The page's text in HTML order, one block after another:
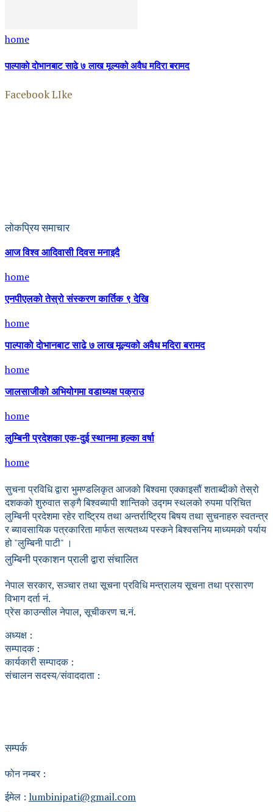
home
पाल्पाकाे दाेभानबाट साढे ७ लाख मूल्यको अवैध मदिरा बरामद
Facebook LIke
लोकप्रिय समाचार
आज विश्व आदिवासी दिवस मनाइदै
home
एनपीएलको तेस्रो संस्करण कार्तिक ९ देखि
home
पाल्पाकाे दाेभानबाट साढे ७ लाख मूल्यको अवैध मदिरा बरामद
home
जालसाजीको अभियोगमा वडाध्यक्ष पक्राउ
home
लुम्बिनी प्रदेशका एक-दुई स्थानमा हल्का वर्षा
home
सुचना प्रविधि द्वारा भुमण्डलिकृत आजको बिश्वमा एक्काइसौं शताब्दीको तेस्रो
दशकको शुरुवात सङ्गै बिश्वब्यापी शान्तिको उद्गम स्थलको रुपमा परिचित
लुम्बिनी प्रदेशमा रहेर राष्ट्रिय तथा अन्तर्राष्ट्रिय बिषय तथा सुचनाहरु स्वतन्त्र
र ब्यावसायिक पत्रकारिता मार्फत सत्यतथ्य पस्कने बिश्वसनिय माध्यमको पर्याय
हो "लुम्बिनी पाटी" ।
लुम्बिनी प्रकाशन प्राली द्वारा संचालित
नेपाल सरकार, सञ्चार तथा सूचना प्रविधि मन्त्रालय सूचना तथा प्रसारण
विभाग दर्ता नं.
प्रेस काउन्सील नेपाल, सूचीकरण च.नं.
अध्यक्ष :
सम्पादक :
कार्यकारी सम्पादक :
संचालन सदस्य/संवाददाता :
सम्पर्क
फोन नम्बर :
ईमेल : lumbinipati@gmail.com